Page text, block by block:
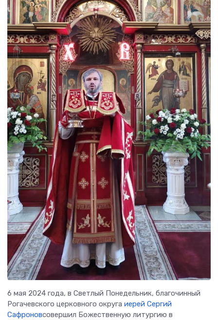
6 мая 2024 года, в Светлый Понедельник, благочинный
Рогачевского церковного округа иерей Сергий
Сафроновсовершил Божественную литургию в